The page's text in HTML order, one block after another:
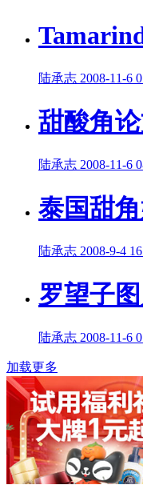
陆承志 2008-11-6
甜酸角
陆承志 2008-11-6
泰国甜
陆承志 2008-9-4
罗望子
陆承志 2008-11-6
加载更多